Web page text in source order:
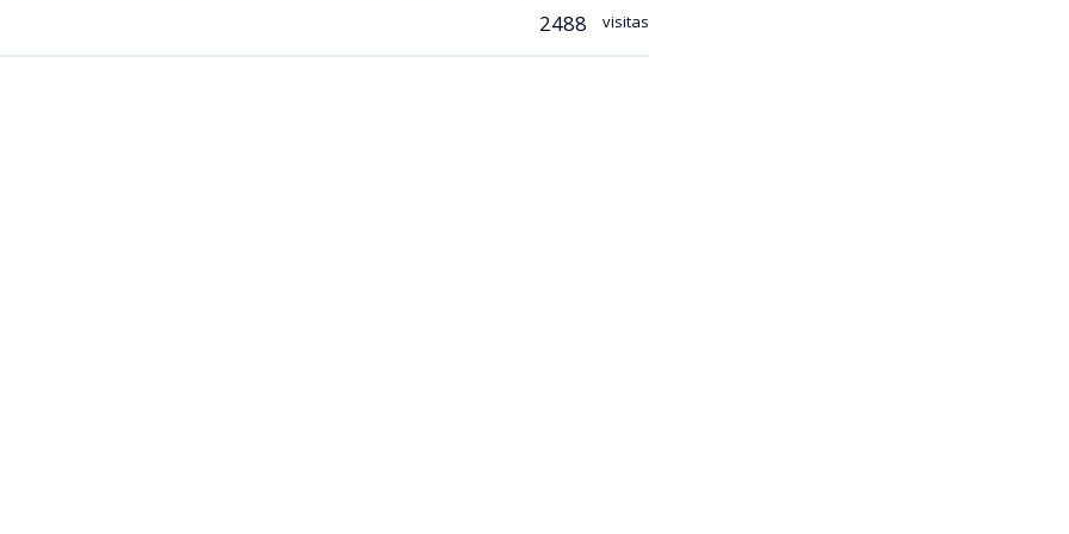
2488 visitas